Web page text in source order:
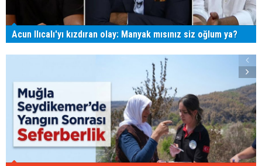
Acun Ilıcalı'yı kızdıran olay: Manyak mısınız siz oğlum ya?